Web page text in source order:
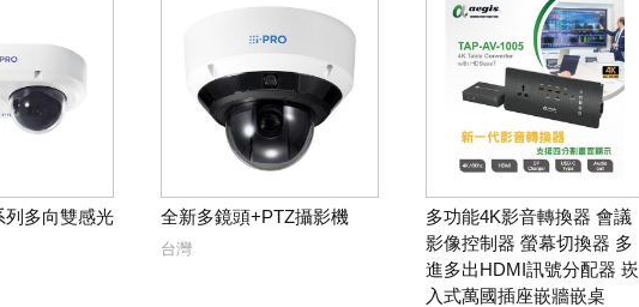
列多向雙感光
全新多鏡頭+PTZ攝影機
台灣
多功能4K影音轉換器 會議
影像控制器 螢幕切換器 多
進多出HDMI訊號分配器 崁
入式萬國插座嵌牆嵌桌